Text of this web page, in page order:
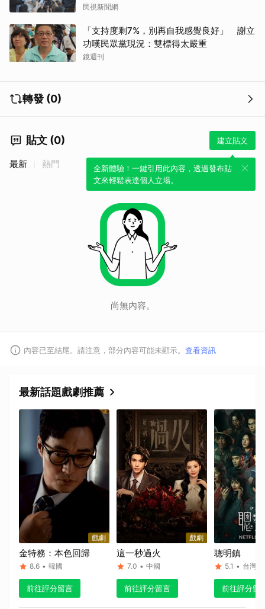
民視新聞網
「支持度剩7%，別再自我感覺良好」 謝立
功嘆民眾黨現況：雙標得太嚴重
鏡週刊
轉發 (0)
貼文 (0) 建立貼文
全新體驗！一鍵引用此內容，透過發布貼
文來輕鬆表達個人立場。
最新 熱門
尚無內容。
內容已至結尾。請注意，部分內容可能未顯示。 查看資訊
最新話題戲劇推薦
戲劇
金特務：本色回歸
8.6 • 韓國
前往評分留言
戲劇
這一秒過火
7.0 • 中國
前往評分留言
聰明鎮
5.1 • 台灣
前往評分留